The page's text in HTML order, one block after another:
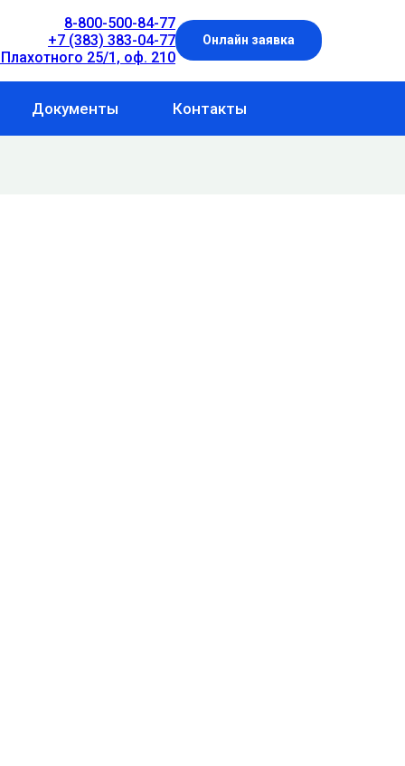
8-800-500-84-77
+7 (383) 383-04-77
25/1, оф. 210
Онлайн заявка
Документы Контакты